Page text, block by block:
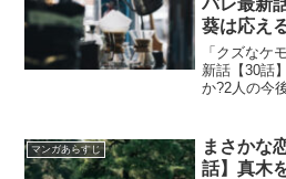
葵は応え
目が離せ
「クズなケ
新話【30話
か?2人の今
マンガあらすじ
まさかな
話】真木